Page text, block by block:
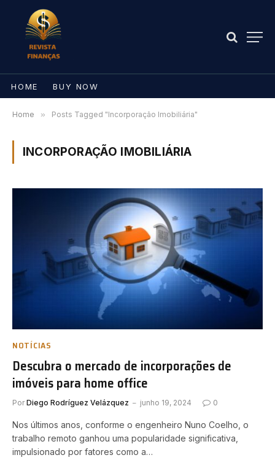
HOME BUY NOW
Home » Posts Tagged "Incorporação Imobiliária"
INCORPORAÇÃO IMOBILIÁRIA
NOTÍCIAS
Descubra o mercado de incorporações de
imóveis para home office
Por Diego Rodríguez Velázquez junho 19, 2024 0
Nos últimos anos, conforme o engenheiro Nuno Coelho, o
trabalho remoto ganhou uma popularidade significativa,
impulsionado por fatores como a…